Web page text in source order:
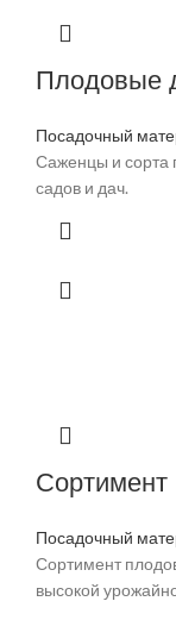
Плодовые
Посадочный
Саженцы и сорта
садов и дач.
Посадочный
Сортимент
высокой